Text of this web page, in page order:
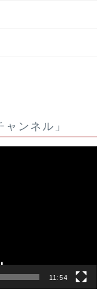
ンネル」
11:54